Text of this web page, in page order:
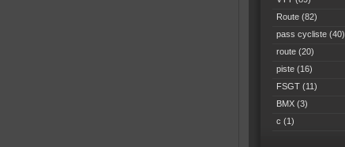
Route (82)
pass cycliste (40)
route (20)
piste (16)
FSGT (11)
BMX (3)
c (1)